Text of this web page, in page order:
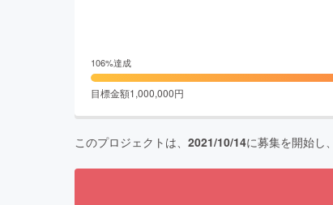
106%達成
目標金額1,000,000円
このプロジェクトは、 2021/10/14に募集を開始し、